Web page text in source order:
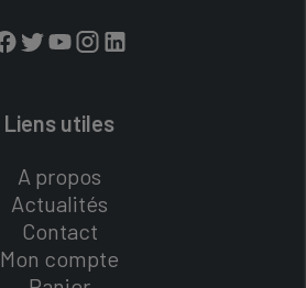
Liens utiles
A propos
Actualités
Contact
Mon compte